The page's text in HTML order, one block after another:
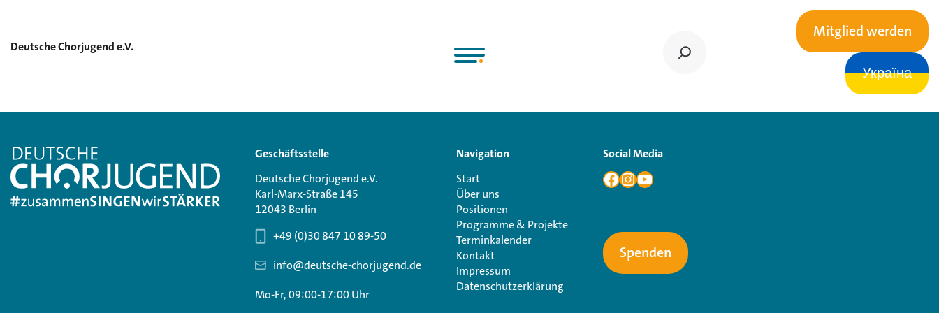
Deutsche Chorjugend e.V.
Mitglied werden
Україна
Geschäftsstelle
Deutsche Chorjugend e.V.
Karl-Marx-Straße 145
12043 Berlin
+49 (0)30 847 10 89-50
info@deutsche-chorjugend.de
Mo-Fr, 09:00-17:00 Uhr
Navigation
Start
Über uns
Positionen
Programme & Projekte
Terminkalender
Kontakt
Impressum
Datenschutzerklärung
Social Media
Spenden